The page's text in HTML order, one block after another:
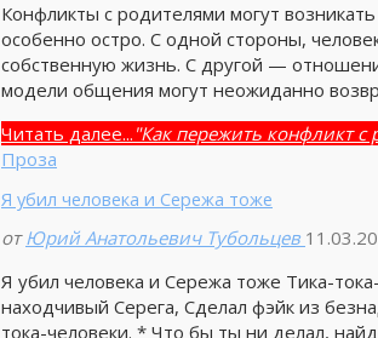
Конфликты с родителями могут
особенно остро. С одной стороны,
собственную жизнь. С другой —
модели общения могут неожиданно
Читать далее... "Как пережить конфликт с
Проза
Я убил человека и Сережа тоже
от Юрий Анатольевич Тубольцев
Я убил человека и Сережа тоже Тика-
находчивый Серега, Сделал фэйк из
тока-человеки. * Что бы ты ни делал,